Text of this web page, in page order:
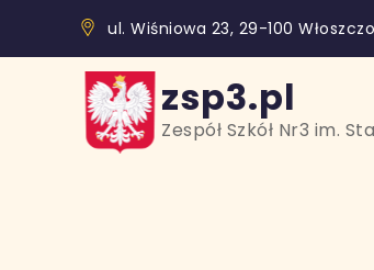
content
ul. Wiśniowa 23, 29-100
zsp3.pl
Zespół Szkół Nr3 im.